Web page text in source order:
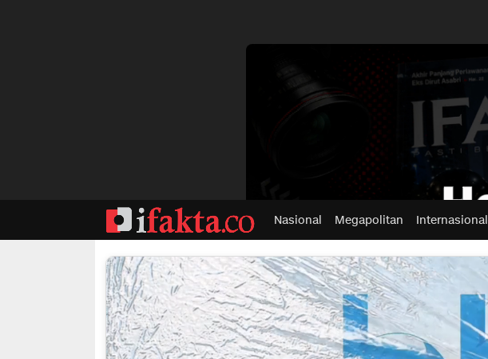
ifakta.co
#pastibenar
Nasional Megapolitan Internasional